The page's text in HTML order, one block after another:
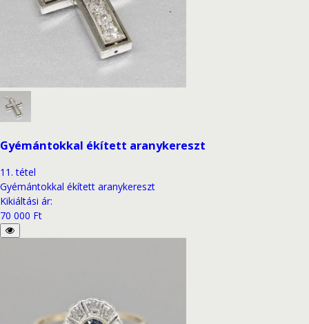
Gyémántokkal ékített aranykereszt
11 . tétel
Gyémántokkal ékített aranykereszt
Kikiáltási ár:
70 000 Ft